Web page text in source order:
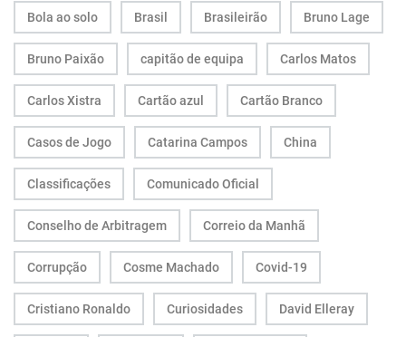
Bola ao solo Brasil Brasileirão Bruno Lage
Bruno Paixão capitão de equipa Carlos Matos
Carlos Xistra Cartão azul Cartão Branco
Casos de Jogo Catarina Campos China
Classificações Comunicado Oficial
Conselho de Arbitragem Correio da Manhã
Corrupção Cosme Machado Covid-19
Cristiano Ronaldo Curiosidades David Elleray